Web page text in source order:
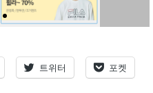
트위터 포켓